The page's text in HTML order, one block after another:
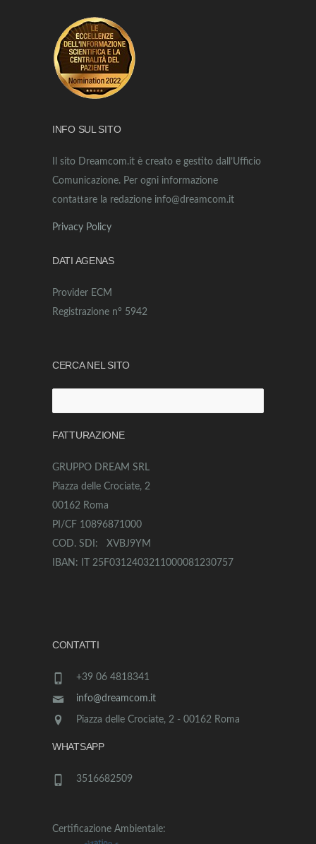
INFO SUL SITO
Il sito Dreamcom.it è creato e gestito dall’Ufficio
Comunicazione. Per ogni informazione
contattare la redazione info@dreamcom.it
Privacy Policy
DATI AGENAS
Provider ECM
Registrazione n° 5942
CERCA NEL SITO
per:
FATTURAZIONE
GRUPPO DREAM SRL
Piazza delle Crociate, 2
00162 Roma
PI/CF 10896871000
COD. SDI: XVBJ9YM
IBAN: IT 25F0312403211000081230757
CONTATTI
+39 06 4818341
info@dreamcom.it
Piazza delle Crociate, 2 - 00162 Roma
WHATSAPP
3516682509
Certificazione Ambientale: